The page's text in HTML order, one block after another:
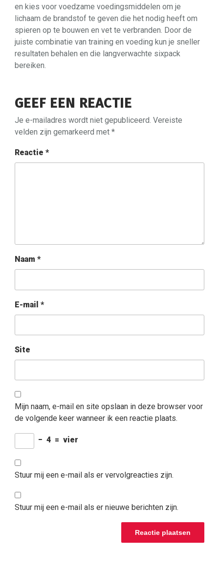
en kies voor voedzame voedingsmiddelen om je
lichaam de brandstof te geven die het nodig heeft om
spieren op te bouwen en vet te verbranden. Door de
juiste combinatie van training en voeding kun je sneller
resultaten behalen en die langverwachte sixpack
bereiken.
GEEF EEN REACTIE
Je e-mailadres wordt niet gepubliceerd. Vereiste
velden zijn gemarkeerd met *
Reactie *
Naam *
E-mail *
Site
Mijn naam, e-mail en site opslaan in deze browser voor
de volgende keer wanneer ik een reactie plaats.
− 4 = vier
Stuur mij een e-mail als er vervolgreacties zijn.
Stuur mij een e-mail als er nieuwe berichten zijn.